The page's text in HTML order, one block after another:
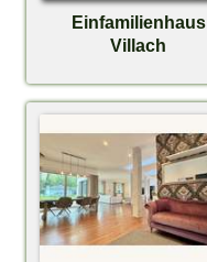
Einfamilienhaus
Villach